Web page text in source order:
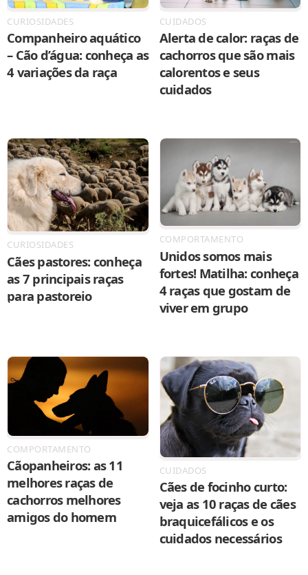
CURIOSIDADES
Companheiro aquático
– Cão d’água: conheça as
4 variações da raça
CUIDADOS
Alerta de calor: raças de
cachorros que são mais
calorentos e seus
cuidados
CURIOSIDADES
Cães pastores: conheça
as 7 principais raças
para pastoreio
COMPORTAMENTO
Unidos somos mais
fortes! Matilha: conheça
4 raças que gostam de
viver em grupo
COMPORTAMENTO
Cãopanheiros: as 11
melhores raças de
cachorros melhores
amigos do homem
CUIDADOS
Cães de focinho curto:
veja as 10 raças de cães
braquicefálicos e os
cuidados necessários